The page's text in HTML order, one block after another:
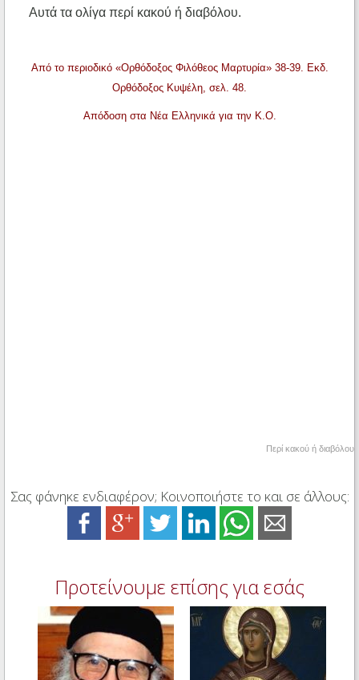
Αυτά τα ολίγα περί κακού ή διαβόλου.
Από το περιοδικό «Ορθόδοξος Φιλόθεος Μαρτυρία» 38-39. Εκδ.
Ορθόδοξος Κυψέλη, σελ. 48.
Απόδοση στα Νέα Ελληνικά για την Κ.Ο.
Περί κακού ή διαβόλου
Σας φάνηκε ενδιαφέρον; Κοινοποιήστε το και σε άλλους:
Προτείνουμε επίσης για εσάς